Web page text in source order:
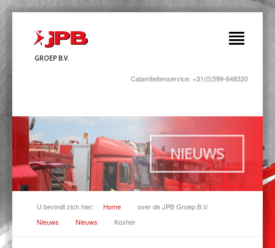
GROEP B.V.
Calamiteitenservice: +31(0)599-648320
NIEUWS
U bevindt zich hier: Home - over de JPB Groep B.V.
-
Nieuws
- Nieuws - Kosher